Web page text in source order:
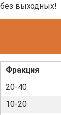
без выходных!
Фракция
20-40
10-20